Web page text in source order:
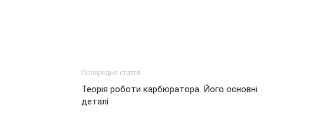
Попередня стаття
Теорія роботи карбюратора. Його основні
деталі